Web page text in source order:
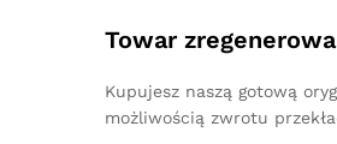
Towar
Kupujesz naszą gotową
możliwością zwrotu